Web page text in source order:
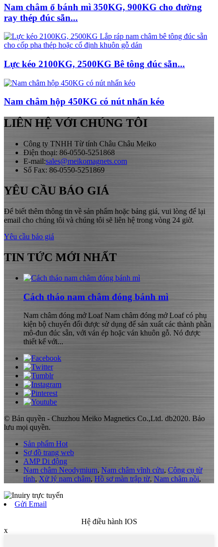
Nam châm ổ bánh mì 350KG, 900KG cho đường
ray thép đúc sẵn...
Lực kéo 2100KG, 2500KG Bê tông đúc sẵn...
Nam châm hộp 450KG có nút nhấn kéo
LIÊN HỆ VỚI CHÚNG TÔI
Công ty TNHH Từ tính Châu Châu Meiko
Điện thoại: 86-0550-5251868
E-mail:sales@meikomagnets.com
Số Fax: 86-0550-5251869
YÊU CẦU BÁO GIÁ
Để biết thêm thông tin về sản phẩm hoặc bảng giá, vui lòng để lại
email cho chúng tôi và chúng tôi sẽ liên hệ trong vòng 24 giờ.
Yêu cầu báo giá
TIN TỨC MỚI NHẤT
Cách tháo nam châm đóng bánh mì
Nam châm đóng mở Loaf Nam châm đóng mở Loaf có phụ
kiện bộ chuyển đổi được sử dụng để sản xuất các thành phần
mô-đun đúc sẵn, với ván ép hoặc ván khuôn gỗ. Nó được
thiết kế với...
© Bản quyền - Chuzhou Meiko Magnetics Co.,Ltd. db2020. Bảo
lưu mọi quyền.
Sản phẩm Hot
Sơ đồ trang web
AMP Di động
Nam châm Neodymium, Nam châm vĩnh cửu, Công cụ từ
tính, Xử lý nam châm, Hồ sơ màn trập từ, Nam châm nồi,
Gửi Email
Hệ điều hành IOS
x